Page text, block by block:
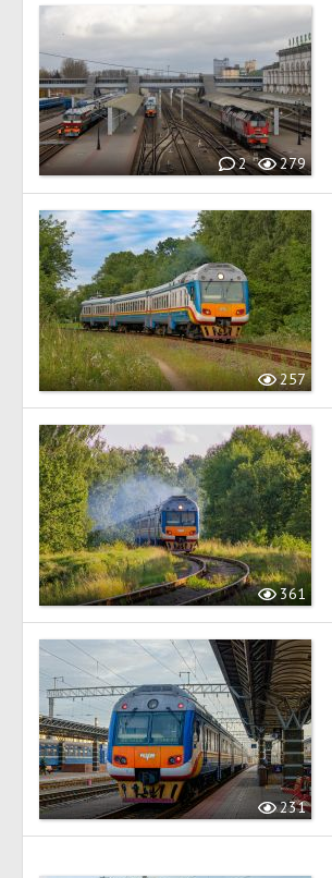
2 279
257
361
231